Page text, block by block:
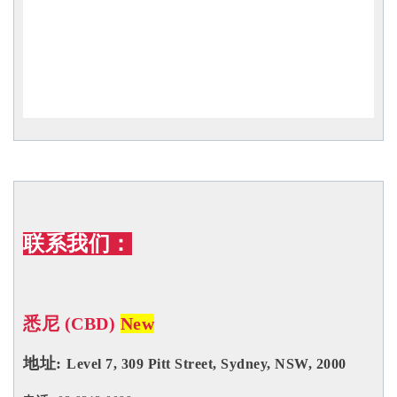
联系我们：
悉尼 (CBD) New
地址: Level 7, 309 Pitt Street, Sydney, NSW, 2000